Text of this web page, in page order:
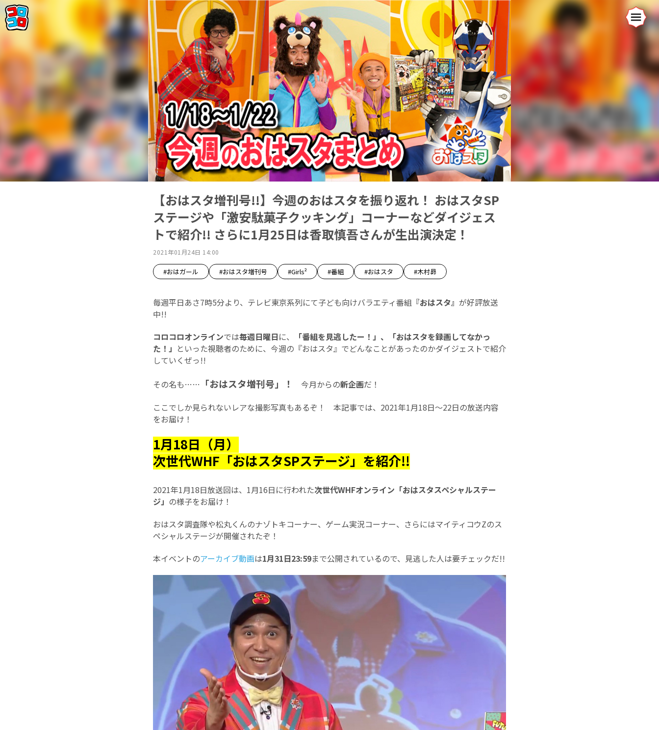
【おはスタ増刊号!!】今週のおはスタを振り返れ！ おはスタSP
ステージや「激安駄菓子クッキング」コーナーなどダイジェス
トで紹介!! さらに1月25日は香取慎吾さんが生出演決定！
2021年01月24日 14:00
#おはガール #おはスタ増刊号 #Girls² #番組 #おはスタ #木村昴
毎週平日あさ7時5分より、テレビ東京系列にて子ども向けバラエティ番組 『おはスタ』 が好評放送
中!!
コロコロオンラインでは毎週日曜日に、
「番組を見逃したー！」、「おはスタを録画してなかっ
た！」 といった視聴者のために、今週の『おはスタ』でどんなことがあったのかダイジェストで紹介
していくぜっ!!
その名も…… 「おはスタ増刊号」！ 今月からの新企画だ！
ここでしか見られないレアな撮影写真もあるぞ！ 本記事では、2021年1月18日～22日の放送内容
をお届け！
1月18日（月）
次世代WHF「おはスタSPステージ」を紹介!!
2021年1月18日放送回は、1月16日に行われた次世代WHFオンライン「おはスタスペシャルステー
ジ」 の様子をお届け！
おはスタ調査隊や松丸くんのナゾトキコーナー、ゲーム実況コーナー、さらにはマイティコウZのス
ペシャルステージが開催されたぞ！
本イベントのアーカイブ動画は1月31日23:59まで公開されているので、見逃した人は要チェックだ!!